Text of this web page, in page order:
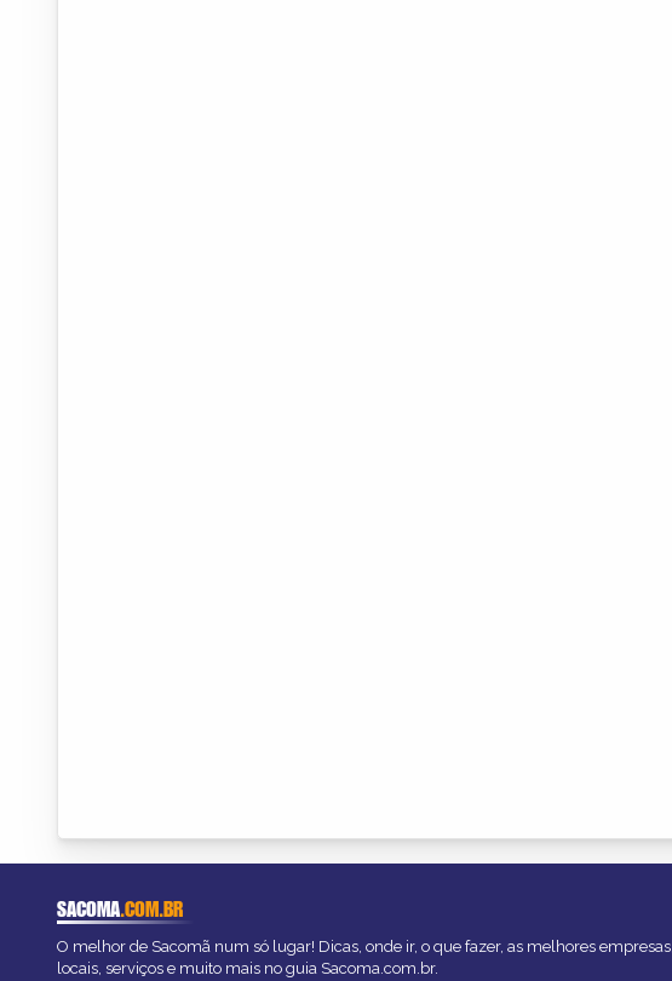
SACOMA.COM.BR
O melhor de Sacomã num só lugar! Dicas, onde ir, o que fazer, as melhores empresas,
locais, serviços e muito mais no guia Sacoma.com.br.